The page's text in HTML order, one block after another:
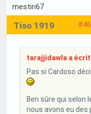
mestiri67
Tiso 1919
tarajjidawla a écrit
Pas si Cardoso
Ben sûre qui selon
nous avons eu